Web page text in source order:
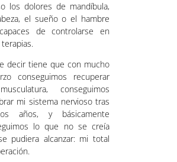
los dolores de mandíbula,
el sueño o el hambre
de controlarse en
decir tiene que con mucho
conseguimos recuperar
conseguimos
mi sistema nervioso tras
años, y básicamente
lo que no se creía
pudiera alcanzar: mi total